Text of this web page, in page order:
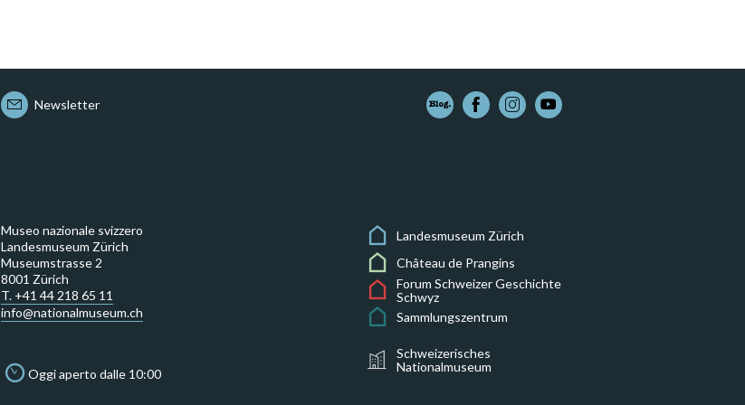
Newsletter
Museo nazionale svizzero
Landesmuseum Zürich
Museumstrasse 2
8001 Zürich
T. +41 44 218 65 11
info@nationalmuseum.ch
Oggi aperto dalle 10:00
Landesmuseum Zürich
Château de Prangins
Forum Schweizer Geschichte
Schwyz
Sammlungszentrum
Schweizerisches
Nationalmuseum